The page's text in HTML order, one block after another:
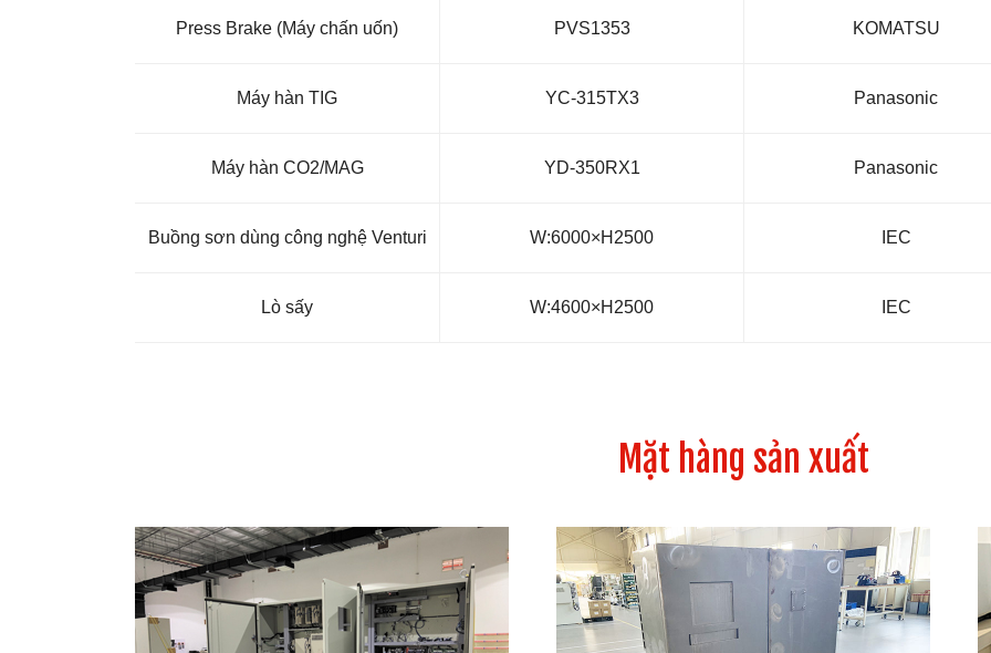
Press Brake (Máy chấn uốn) PVS1353 KOMATSU
Máy hàn TIG YC-315TX3 Panasonic
Máy hàn CO2/MAG YD-350RX1 Panasonic
Buồng sơn dùng công nghệ Venturi W:6000×H2500 IEC
Lò sấy W:4600×H2500 IEC
Mặt hàng sản xuất